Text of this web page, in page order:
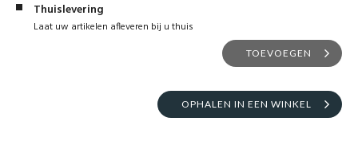
Thuislevering
Laat uw artikelen afleveren bij u thuis
TOEVOEGEN
OPHALEN IN EEN WINKEL